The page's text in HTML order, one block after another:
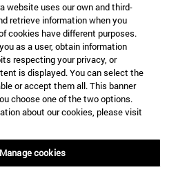
website uses our own and third-
retrieve information when you
cookies have different purposes.
as a user, obtain information
respecting your privacy, or
is displayed. You can select the
or accept them all. This banner
choose one of the two options.
about our cookies, please visit
Manage cookies